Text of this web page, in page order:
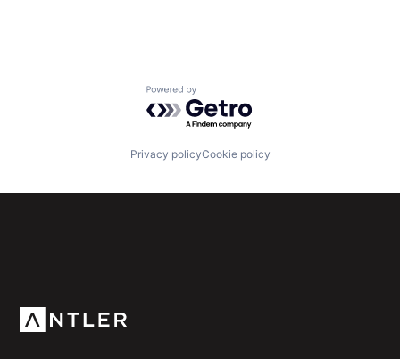
Powered by Getro.com
Privacy policyCookie policy